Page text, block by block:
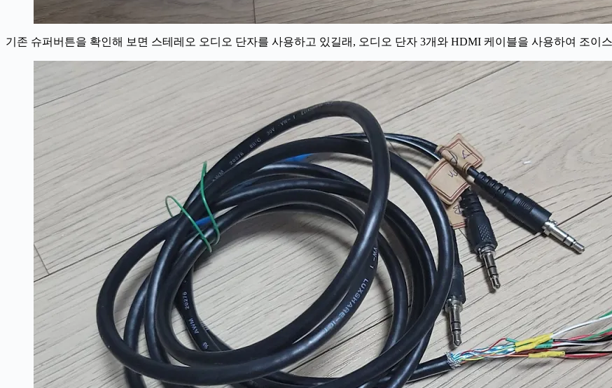
기존 슈퍼버튼을 확인해 보면 스테레오 오디오 단자를 사용하고 있길래, 오디오 단자 3개와 HDMI 케이블을 사용하여 조이